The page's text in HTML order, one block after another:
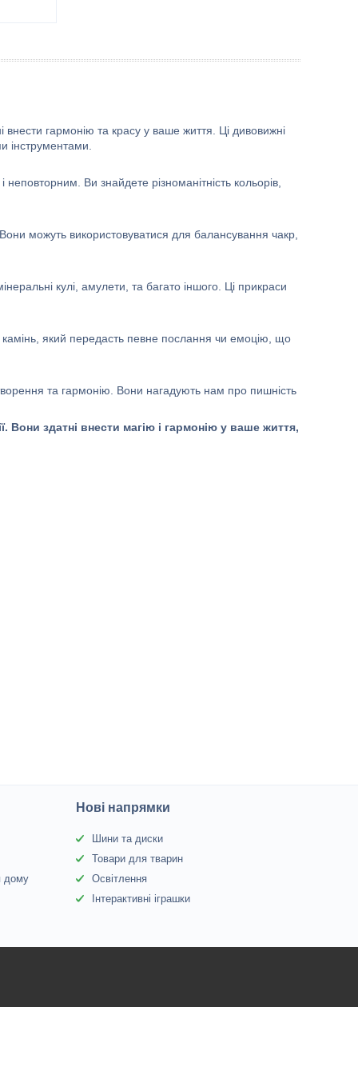
внести гармонію та красу у ваше життя. Ці дивовижні
інструментами.
Ви знайдете різноманітність кольорів,
можуть використовуватися для балансування чакр,
кулі, амулети, та багато іншого. Ці прикраси
який передасть певне послання чи емоцію, що
та гармонію. Вони нагадують нам про пишність
Вони здатні внести магію і гармонію у ваше життя,
дому
Нові напрямки
Шини та диски
Товари для тварин
Освітлення
Інтерактивні іграшки